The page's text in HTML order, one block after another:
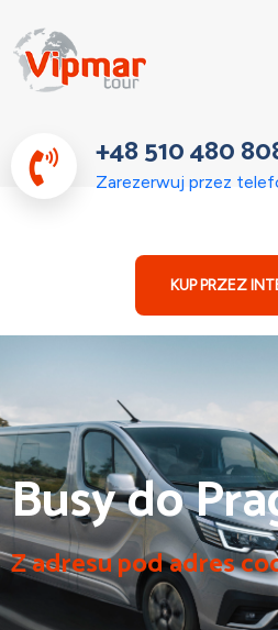
+48 510 480
Zarezerwuj przez
KUP PRZEZ
Busy do
Z adresu pod adres